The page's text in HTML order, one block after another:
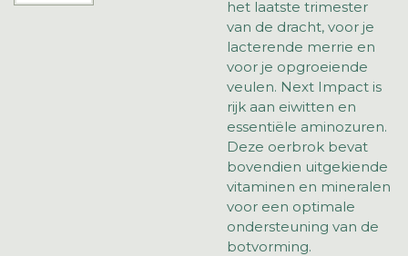
het laatste trimester
van de dracht, voor je
lacterende merrie en
voor je opgroeiende
veulen. Next Impact is
rijk aan eiwitten en
essentiële aminozuren.
Deze oerbrok bevat
bovendien uitgekiende
vitaminen en mineralen
voor een optimale
ondersteuning van de
botvorming.